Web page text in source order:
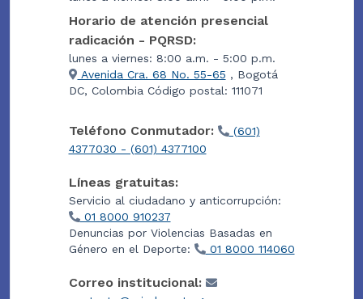
Horario de atención presencial
radicación - PQRSD:
lunes a viernes: 8:00 a.m. - 5:00 p.m.
Avenida Cra. 68 No. 55-65 , Bogotá
DC, Colombia Código postal: 111071
Teléfono Conmutador:
(601)
4377030 - (601) 4377100
Líneas gratuitas:
Servicio al ciudadano y anticorrupción:
01 8000 910237
Denuncias por Violencias Basadas en
Género en el Deporte:
01 8000 114060
Correo institucional: